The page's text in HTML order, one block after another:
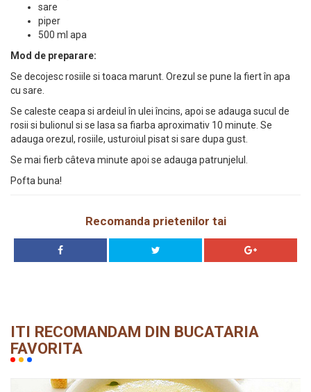
sare
piper
500 ml apa
Mod de preparare:
Se decojesc rosiile si toaca marunt. Orezul se pune la fiert în apa
cu sare.
Se caleste ceapa si ardeiul în ulei încins, apoi se adauga sucul de
rosii si bulionul si se lasa sa fiarba aproximativ 10 minute. Se
adauga orezul, rosiile, usturoiul pisat si sare dupa gust.
Se mai fierb câteva minute apoi se adauga patrunjelul.
Pofta buna!
Recomanda prietenilor tai
ITI RECOMANDAM DIN BUCATARIA
FAVORITA